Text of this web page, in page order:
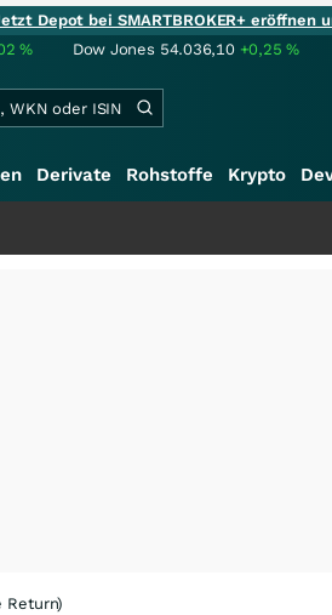
Depot bei SMARTBROKER+ eröffnen
% Dow Jones 54.036,10 +0,25%
Derivate Rohstoffe Krypto
Return)